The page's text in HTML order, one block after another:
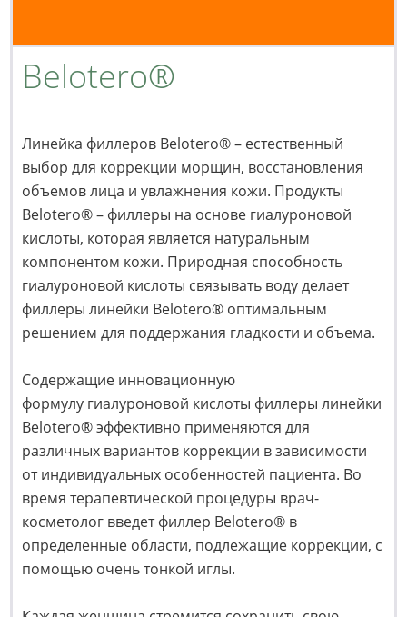
Belotero®
Линейка филлеров Belotero® – естественный
выбор для коррекции морщин, восстановления
объемов лица и увлажнения кожи. Продукты
Belotero® – филлеры на основе гиалуроновой
кислоты, которая является натуральным
компонентом кожи. Природная способность
гиалуроновой кислоты связывать воду делает
филлеры линейки Belotero® оптимальным
решением для поддержания гладкости и объема.
Содержащие инновационную
формулу гиалуроновой кислоты филлеры линейки
Belotero® эффективно применяются для
различных вариантов коррекции в зависимости
от индивидуальных особенностей пациента. Во
время терапевтической процедуры врач-
косметолог введет филлер Belotero® в
определенные области, подлежащие коррекции, с
помощью очень тонкой иглы.